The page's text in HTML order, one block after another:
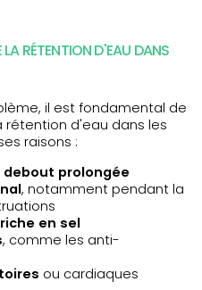
RÉTENTION D'EAU DANS
il est fondamental de
rétention d'eau dans les
raisons :
prolongée
, notamment pendant la
en sel
, comme les anti-
ou cardiaques